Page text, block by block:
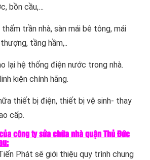
bồn cầu,…
trần nhà, sàn mái bê tông, mái
tầng hầm,..
lại hệ thống điện nước trong nhà.
kiện chính hãng.
thiết bị điện, thiết bị vệ sinh- thay
cấp.
công ty sửa chữa nhà quận Thủ Đức
Phát sẽ giới thiệu quy trình chung